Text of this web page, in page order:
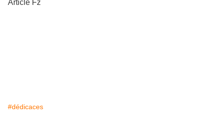
Article Fz
#dédicaces